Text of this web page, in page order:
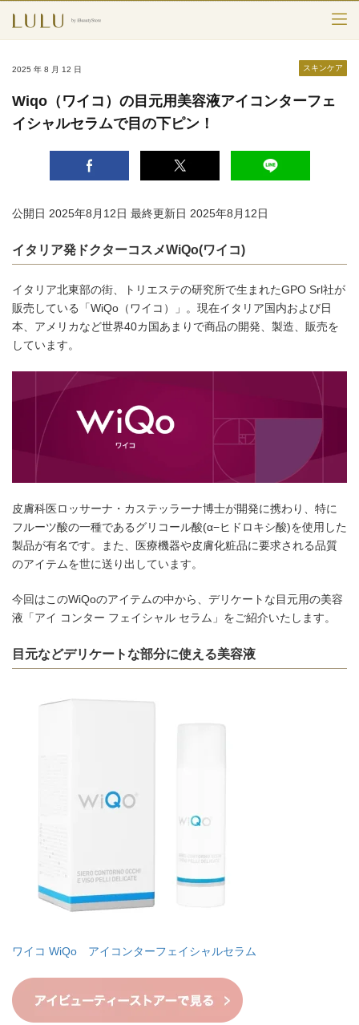
スキンケア
ライフスタイル
2025 年 8 月 12 日 スキンケア
Wiqo（ワイコ）の目元用美容液アイコンターフェ
イシャルセラムで目の下ピン！
公開日 2025年8月12日 最終更新日 2025年8月12日
イタリア発ドクターコスメWiQo(ワイコ)
イタリア北東部の街、トリエステの研究所で生まれたGPO Srl社が
販売している「WiQo（ワイコ）」。現在イタリア国内および日
本、アメリカなど世界40カ国あまりで商品の開発、製造、販売を
しています。
皮膚科医ロッサーナ・カステッラーナ博士が開発に携わり、特に
フルーツ酸の一種であるグリコール酸(α−ヒドロキシ酸)を使用した
製品が有名です。また、医療機器や皮膚化粧品に要求される品質
のアイテムを世に送り出しています。
今回はこのWiQoのアイテムの中から、デリケートな目元用の美容
液「アイ コンター フェイシャル セラム」をご紹介いたします。
目元などデリケートな部分に使える美容液
ワイコ WiQo アイコンターフェイシャルセラム